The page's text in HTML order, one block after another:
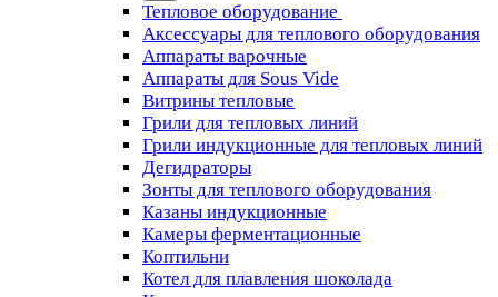
Тепловое оборудование
Аксессуары для теплового оборудования
Аппараты варочные
Аппараты для Sous Vide
Витрины тепловые
Грили для тепловых линий
Грили индукционные для тепловых линий
Дегидраторы
Зонты для теплового оборудования
Казаны индукционные
Камеры ферментационные
Коптильни
Котел для плавления шоколада